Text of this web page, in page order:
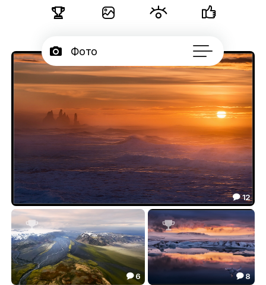
   
 Фото
 Портфолио50
Серии
 Подписчики
 Об авторе
...
Огненные Восходы Исландии
71.78
 12

 6

 8